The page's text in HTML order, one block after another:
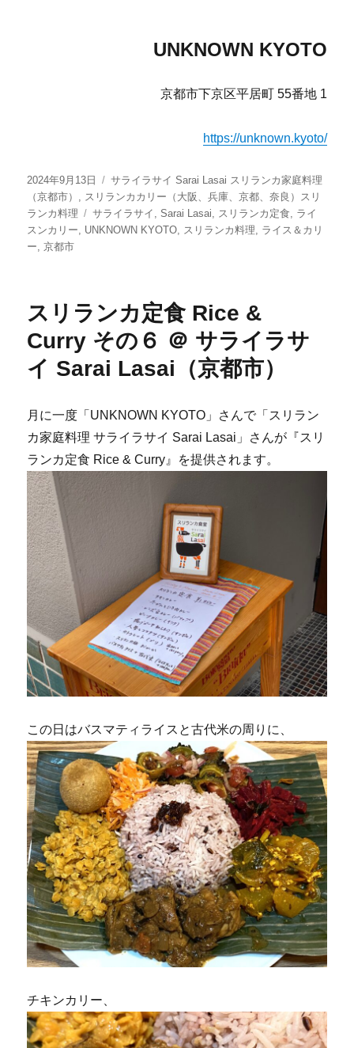
UNKNOWN KYOTO
京都市下京区平居町 55番地 1
https://unknown.kyoto/
投
稿
日:
2024年9月13日
カ
テ
ゴ
リ
サライラサイ Sarai Lasai スリランカ家庭料理
（京都市） , スリランカカリー（大阪、兵庫、京都、奈良）スリ
ランカ料理
タ
グ
サライラサイ ,Sarai Lasai, スリランカ定食, ライ
スンカリー, UNKNOWN KYOTO, スリランカ料理, ライス＆カリ
ー,京都市
スリランカ定食 Rice &
Curry その６ ＠ サライラサ
イ Sarai Lasai（京都市）
月に一度「UNKNOWN KYOTO」さんで「スリラン
カ家庭料理 サライラサイ Sarai Lasai」さんが『スリ
ランカ定食 Rice & Curry』を提供されます。
この日はバスマティライスと古代米の周りに、
チキンカリー、